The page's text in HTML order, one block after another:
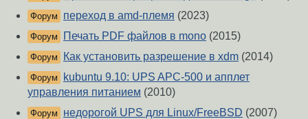
Форум переход в amd-племя (2023)
Форум Печать PDF файлов в mono (2015)
Форум Как установить разрешение в xdm (2014)
Форум
kubuntu 9.10: UPS APC-500 и апплет
управления питанием (2010)
Форум недорогой UPS для Linux/FreeBSD (2007)